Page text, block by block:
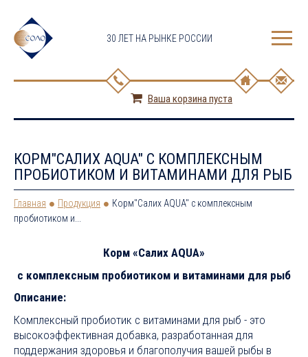
30 ЛЕТ НА РЫНКЕ РОССИИ
Ваша корзина пуста
КОРМ"САЛИХ AQUA" С КОМПЛЕКСНЫМ
ПРОБИОТИКОМ И ВИТАМИНАМИ ДЛЯ РЫБ
Главная Продукция
Корм"Салих AQUA" с комплексным
пробиотиком и...
Корм «Салих AQUA»
c комплексным пробиотиком и витаминами для рыб
Описание:
Комплексный пробиотик с витаминами для рыб - это
высокоэффективная добавка, разработанная для
поддержания здоровья и благополучия вашей рыбы в